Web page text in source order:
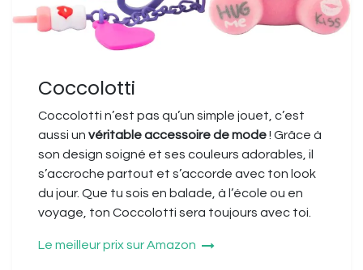
Coccolotti
Coccolotti n’est pas qu’un simple jouet, c’est
aussi un véritable accessoire de mode! Grâce à
son design soigné et ses couleurs adorables, il
s’accroche partout et s’accorde avec ton look
du jour. Que tu sois en balade, à l’école ou en
voyage, ton Coccolotti sera toujours avec toi.
Le meilleur prix sur Amazon